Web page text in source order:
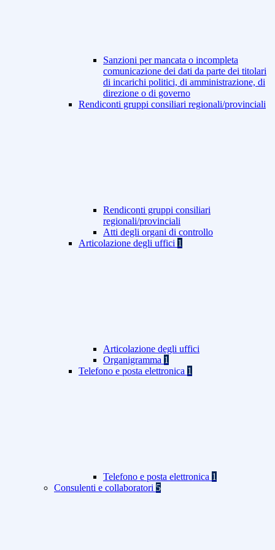
Sanzioni per mancata o incompleta
comunicazione dei dati da parte dei titolari
di incarichi politici, di amministrazione, di
direzione o di governo
Rendiconti gruppi consiliari regionali/provinciali
Rendiconti gruppi consiliari
regionali/provinciali
Atti degli organi di controllo
Articolazione degli uffici 1
Articolazione degli uffici
Organigramma 1
Telefono e posta elettronica 1
Telefono e posta elettronica 1
Consulenti e collaboratori 5